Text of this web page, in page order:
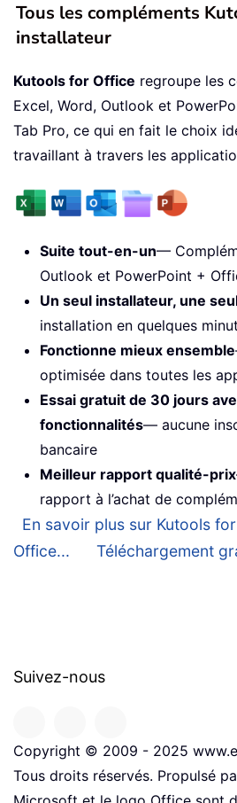
Tous les compléments
installateur
Kutools for Office regroupe les
Excel, Word, Outlook et
Tab Pro, ce qui en fait le choix
travaillant à travers les
Suite tout-en-un—
Outlook et PowerPoint +
Un seul installateur, une
installation en quelques
Fonctionne mieux ensemble
optimisée dans toutes les
Essai gratuit de 30 jours
fonctionnalités— aucune
bancaire
Meilleur rapport qualité-prix
rapport à l’achat de
En savoir plus sur Kutools for
Office...
Téléchargement
Suivez-nous
Copyright © 2009 - 2025
Tous droits réservés. Propulsé